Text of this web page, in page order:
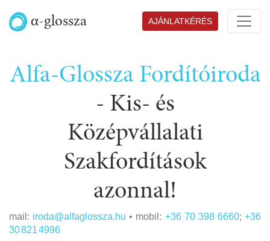
α-glossza AJÁNLATKÉRÉS
Alfa-Glossza Fordítóiroda
- Kis- és
Középvállalati
Szakfordítások
azonnal!
mail: iroda@alfaglossza.hu • mobil: +36 70 398 6660; +36
30 821 4996